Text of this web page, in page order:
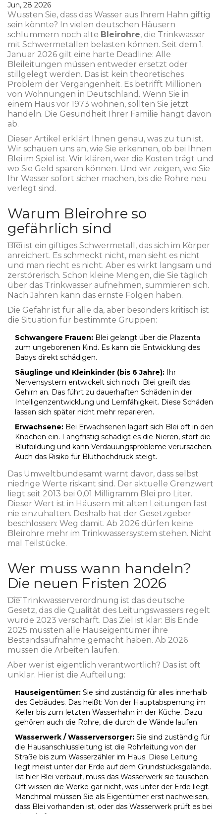
Jun, 28 2026
Wussten Sie, dass das Wasser aus Ihrem Hahn giftig
sein könnte? In vielen deutschen Häusern
schlummern noch alte Bleirohre, die Trinkwasser
mit Schwermetallen belasten können. Seit dem 1.
Januar 2026 gilt eine harte Deadline: Alle
Bleileitungen müssen entweder ersetzt oder
stillgelegt werden. Das ist kein theoretisches
Problem der Vergangenheit. Es betrifft Millionen
von Wohnungen in Deutschland. Wenn Sie in
einem Haus vor 1973 wohnen, sollten Sie jetzt
handeln. Die Gesundheit Ihrer Familie hängt davon
ab.
Dieser Artikel erklärt Ihnen genau, was zu tun ist.
Wir schauen uns an, wie Sie erkennen, ob bei Ihnen
Blei im Spiel ist. Wir klären, wer die Kosten trägt und
wo Sie Geld sparen können. Und wir zeigen, wie Sie
Ihr Wasser sofort sicher machen, bis die Rohre neu
verlegt sind.
Warum Bleirohre so
gefährlich sind
Blei ist ein giftiges Schwermetall, das sich im Körper
anreichert. Es schmeckt nicht, man sieht es nicht
und man riecht es nicht. Aber es wirkt langsam und
zerstörerisch. Schon kleine Mengen, die Sie täglich
über das Trinkwasser aufnehmen, summieren sich.
Nach Jahren kann das ernste Folgen haben.
Die Gefahr ist für alle da, aber besonders kritisch ist
die Situation für bestimmte Gruppen:
Schwangere Frauen: Blei gelangt über die Plazenta
zum ungeborenen Kind. Es kann die Entwicklung des
Babys direkt schädigen.
Säuglinge und Kleinkinder (bis 6 Jahre): Ihr
Nervensystem entwickelt sich noch. Blei greift das
Gehirn an. Das führt zu dauerhaften Schäden in der
Intelligenzentwicklung und Lernfähigkeit. Diese Schäden
lassen sich später nicht mehr reparieren.
Erwachsene: Bei Erwachsenen lagert sich Blei oft in den
Knochen ein. Langfristig schädigt es die Nieren, stört die
Blutbildung und kann Verdauungsprobleme verursachen.
Auch das Risiko für Bluthochdruck steigt.
Das Umweltbundesamt warnt davor, dass selbst
niedrige Werte riskant sind. Der aktuelle Grenzwert
liegt seit 2013 bei 0,01 Milligramm Blei pro Liter.
Dieser Wert ist in Häusern mit alten Leitungen fast
nie einzuhalten. Deshalb hat der Gesetzgeber
beschlossen: Weg damit. Ab 2026 dürfen keine
Bleirohre mehr im Trinkwassersystem stehen. Nicht
mal Teilstücke.
Wer muss wann handeln?
Die neuen Fristen 2026
DieTrinkwasserverordnung ist das deutsche
Gesetz, das die Qualität des Leitungswassers regelt
wurde 2023 verschärft. Das Ziel ist klar: Bis Ende
2025 mussten alle Hauseigentümer ihre
Bestandsaufnahme gemacht haben. Ab 2026
müssen die Arbeiten laufen.
Aber wer ist eigentlich verantwortlich? Das ist oft
unklar. Hier ist die Aufteilung:
Hauseigentümer: Sie sind zuständig für alles innerhalb
des Gebäudes. Das heißt: Von der Hauptabsperrung im
Keller bis zum letzten Wasserhahn in der Küche. Dazu
gehören auch die Rohre, die durch die Wände laufen.
Wasserwerk / Wasserversorger: Sie sind zuständig für
die Hausanschlussleitung ist die Rohrleitung von der
Straße bis zum Wasserzähler im Haus. Diese Leitung
liegt meist unter der Erde auf dem Grundstücksgelände.
Ist hier Blei verbaut, muss das Wasserwerk sie tauschen.
Oft wissen die Werke gar nicht, was unter der Erde liegt.
Manchmal müssen Sie als Eigentümer erst nachweisen,
dass Blei vorhanden ist, oder das Wasserwerk prüft es bei